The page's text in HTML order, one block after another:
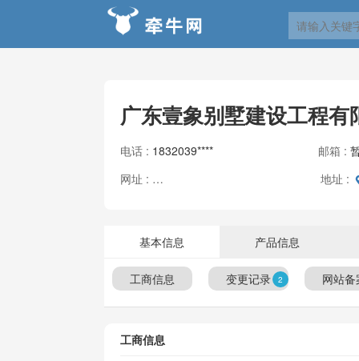
广东壹象别墅建设工程有
电话 : 1832039**** 邮箱 :
网址 :
暂无信息 地址 :
基本信息 产品信息
工商信息 变更记录 2 网站备
工商信息